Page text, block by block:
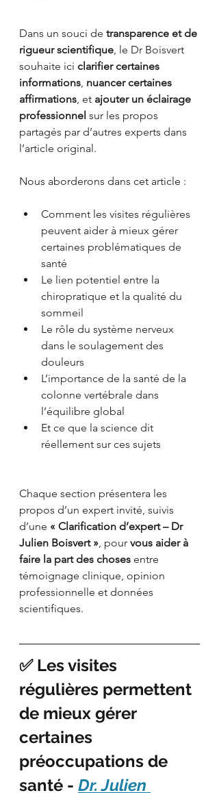
Dans un souci de transparence et de
rigueur scientifique, le Dr Boisvert
souhaite ici clarifier certaines
informations, nuancer certaines
affirmations, et ajouter un éclairage
professionnel sur les propos
partagés par d’autres experts dans
l’article original.
Nous aborderons dans cet article :
Comment les visites régulières
peuvent aider à mieux gérer
certaines problématiques de
santé
Le lien potentiel entre la
chiropratique et la qualité du
sommeil
Le rôle du système nerveux
dans le soulagement des
douleurs
L’importance de la santé de la
colonne vertébrale dans
l’équilibre global
Et ce que la science dit
réellement sur ces sujets
Chaque section présentera les
propos d’un expert invité, suivis
d’une « Clarification d’expert – Dr
Julien Boisvert », pour vous aider à
faire la part des choses entre
témoignage clinique, opinion
professionnelle et données
scientifiques.
✅ Les visites
régulières permettent
de mieux gérer
certaines
préoccupations de
santé - Dr. Julien